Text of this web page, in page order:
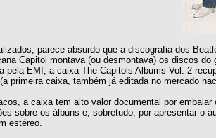
parece absurdo que a discografia dos
Capitol montava (ou desmontava) os discos
pela EMI, a caixa The Capitols Albums Vol. 2
primeira caixa, também já editada no mercado
a caixa tem alto valor documental por
sobre os álbuns e, sobretudo, por apresentar o
estéreo.